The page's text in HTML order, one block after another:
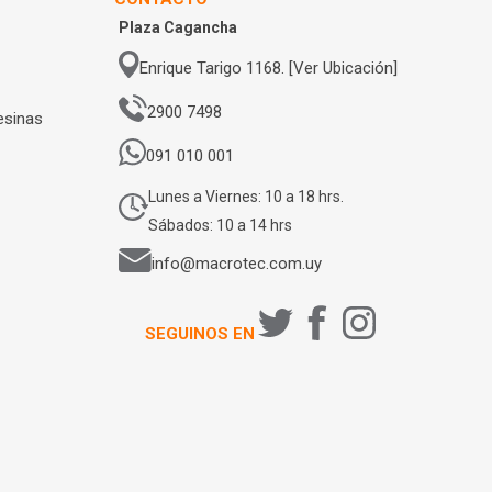
Plaza Cagancha
Enrique Tarigo 1168. [Ver Ubicación]
2900 7498
091 010 001
Lunes a Viernes: 10 a 18 hrs.
Sábados: 10 a 14 hrs
info@macrotec.com.uy
SEGUINOS EN